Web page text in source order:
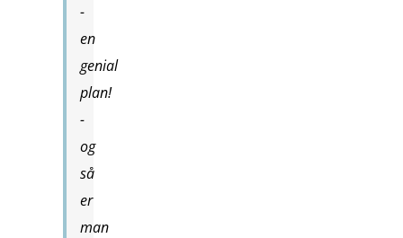
-
en
genial
plan!
-
og
så
er
man